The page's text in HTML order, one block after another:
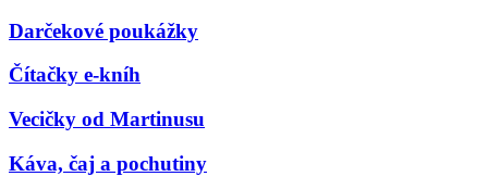
Darčekové poukážky
Čítačky e-kníh
Vecičky od Martinusu
Káva, čaj a pochutiny